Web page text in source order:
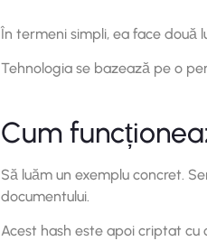
În termeni simpli, ea face două
Tehnologia se bazează pe o
Cum
Să luăm un exemplu concret.
documentului.
Acest hash este apoi criptat cu